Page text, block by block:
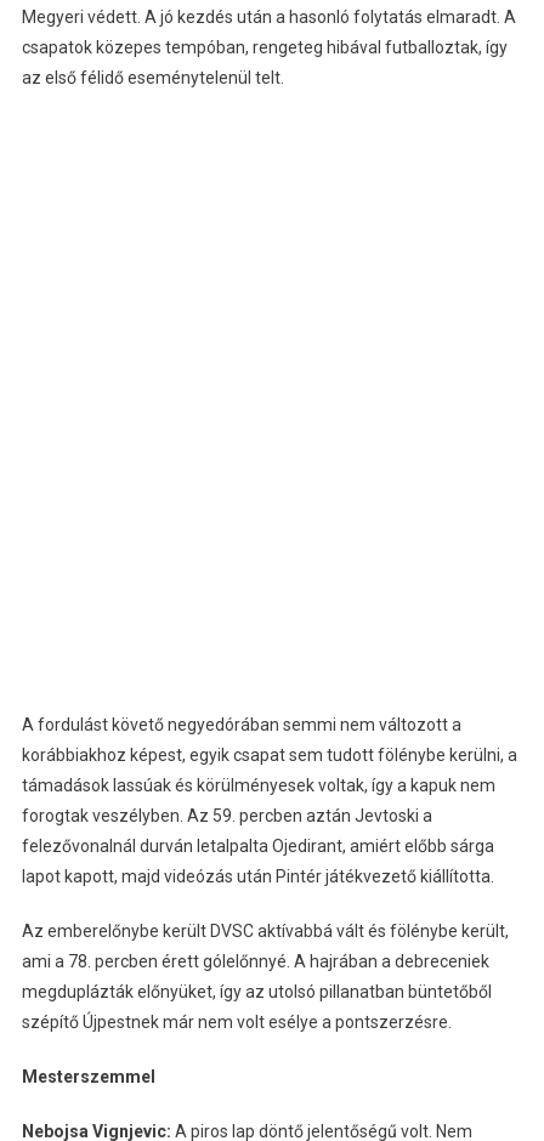
Megyeri védett. A jó kezdés után a hasonló folytatás elmaradt. A
csapatok közepes tempóban, rengeteg hibával futballoztak, így
az első félidő eseménytelenül telt.
A fordulást követő negyedórában semmi nem változott a
korábbiakhoz képest, egyik csapat sem tudott fölénybe kerülni, a
támadások lassúak és körülményesek voltak, így a kapuk nem
forogtak veszélyben. Az 59. percben aztán Jevtoski a
felezővonalnál durván letalpalta Ojedirant, amiért előbb sárga
lapot kapott, majd videózás után Pintér játékvezető kiállította.
Az emberelőnybe került DVSC aktívabbá vált és fölénybe került,
ami a 78. percben érett gólelőnnyé. A hajrában a debreceniek
megduplázták előnyüket, így az utolsó pillanatban büntetőből
szépítő Újpestnek már nem volt esélye a pontszerzésre.
Mesterszemmel
Nebojsa Vignjevic: A piros lap döntő jelentőségű volt. Nem